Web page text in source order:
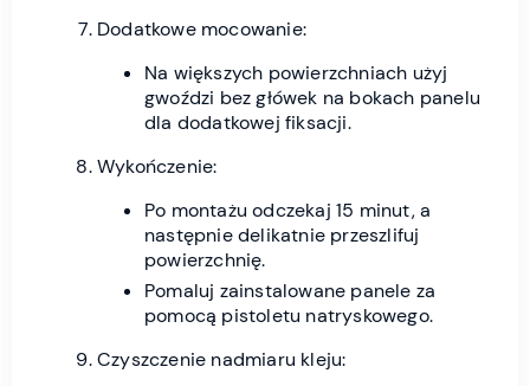
Dodatkowe mocowanie:
Na większych powierzchniach użyj
gwoździ bez główek na bokach panelu
dla dodatkowej fiksacji.
Wykończenie:
Po montażu odczekaj 15 minut, a
następnie delikatnie przeszlifuj
powierzchnię.
Pomaluj zainstalowane panele za
pomocą pistoletu natryskowego.
Czyszczenie nadmiaru kleju: